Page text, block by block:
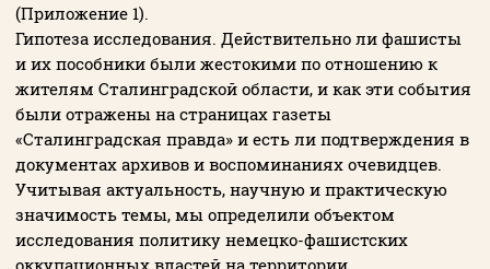
(Приложение 1).
Гипотеза исследования. Действительно ли фашисты
и их пособники были жестокими по отношению к
жителям Сталинградской области, и как эти события
были отражены на страницах газеты
«Сталинградская правда» и есть ли подтверждения в
документах архивов и воспоминаниях очевидцев.
Учитывая актуальность, научную и практическую
значимость темы, мы определили объектом
исследования политику немецко-фашистских
оккупационных властей на территории